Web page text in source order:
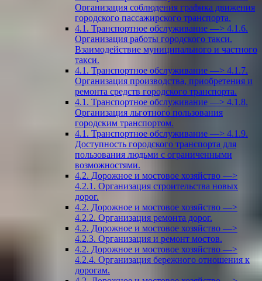
Организация соблюдения графика движения
городского пассажирского транспорта.
4.1. Транспортное обслуживание —> 4.1.6.
Организация работы городского такси.
Взаимодействие муниципального и частного
такси.
4.1. Транспортное обслуживание —> 4.1.7.
Организация производства, приобретения и
ремонта средств городского транспорта.
4.1. Транспортное обслуживание —> 4.1.8.
Организация льготного пользования
городским транспортом.
4.1. Транспортное обслуживание —> 4.1.9.
Доступность городского транспорта для
пользования людьми с ограниченными
возможностями.
4.2. Дорожное и мостовое хозяйство —>
4.2.1. Организация строительства новых
дорог.
4.2. Дорожное и мостовое хозяйство —>
4.2.2. Организация ремонта дорог.
4.2. Дорожное и мостовое хозяйство —>
4.2.3. Организация и ремонт мостов.
4.2. Дорожное и мостовое хозяйство —>
4.2.4. Организация бережного отношения к
дорогам.